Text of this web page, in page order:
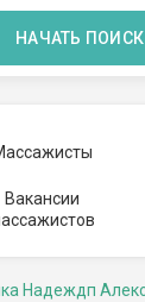
НАЧАТЬ ПОИСК
Вакансии
Надеждп